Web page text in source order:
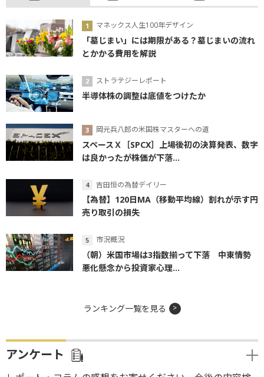
マネックス人生100年デザイン
「墓じまい」には期限がある？墓じまいの流れ
とかかる費用を解説
ストラテジーレポート
半導体株の調整は底値をつけたか
岡元兵八郎の米国株マスターへの道
スペースＸ［SPCX］上場後初の決算発表、数字
は良かったが株価が下落...
吉田恒の為替デイリー
【為替】120日MA（移動平均線）割れが示す円
売り取引の損失
市況概況
（朝）米国市場は3指数揃って下落 中東情勢
悪化懸念から投資家心理...
ランキング一覧を見る
アンケート